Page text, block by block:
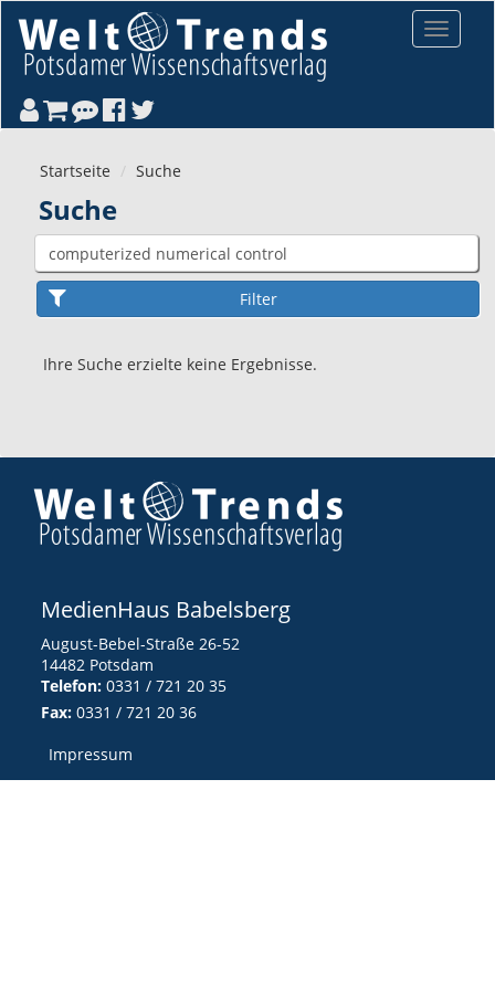
Toggle
Startseite Suche
Suche
Ihre Suche erzielte keine Ergebnisse.
MedienHaus Babelsberg
August-Bebel-Straße 26-52
14482 Potsdam
Telefon: 0331 / 721 20 35
Fax: 0331 / 721 20 36
Impressum